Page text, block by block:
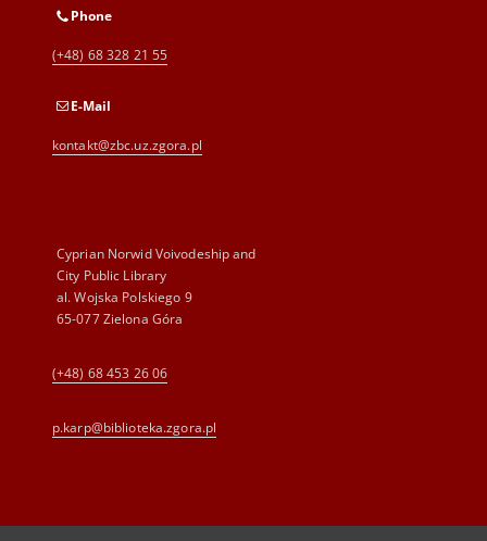
Phone
(+48) 68 328 21 55
E-Mail
kontakt@zbc.uz.zgora.pl
Cyprian Norwid Voivodeship and
City Public Library
al. Wojska Polskiego 9
65-077 Zielona Góra
(+48) 68 453 26 06
p.karp@biblioteka.zgora.pl